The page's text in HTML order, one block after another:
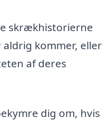
skrækhistorierne
kommer, eller
af deres
dig om, hvis